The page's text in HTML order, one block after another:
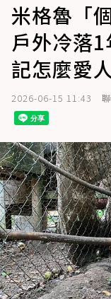
米格魯「
戶外冷落
記怎麼愛
2026-06-15 11:43